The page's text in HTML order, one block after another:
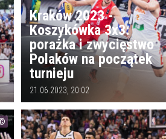
Kraków 2023 -
Koszykówka 3x3:
porażka i zwycięstwo
Polaków na początek
turnieju
21.06.2023, 20:02